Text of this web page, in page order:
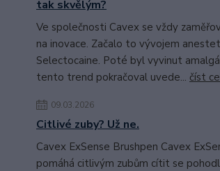
tak skvělým?
Ve společnosti Cavex se vždy
na inovace. Začalo to vývojem
Selectocaine. Poté byl vyvinut
tento trend pokračoval uvede... číst
09.03.2026
Citlivé zuby? Už ne.
Cavex ExSense Brushpen Cavex
pomáhá citlivým zubům cítit se